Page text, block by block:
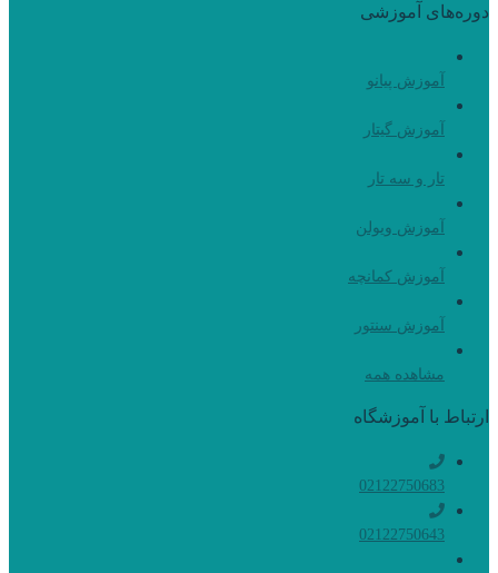
دوره‌های آموزشی
آموزش پیانو
آموزش گیتار
تار و سه تار
آموزش ویولن
آموزش کمانچه
آموزش سنتور
مشاهده همه
ارتباط با آموزشگاه
02122750683
02122750643